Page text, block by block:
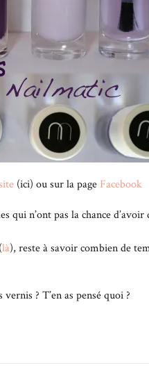
(ici) ou sur la page Facebook
qui n’ont pas la chance
là), reste à savoir combien de
? T’en as pensé quoi ?